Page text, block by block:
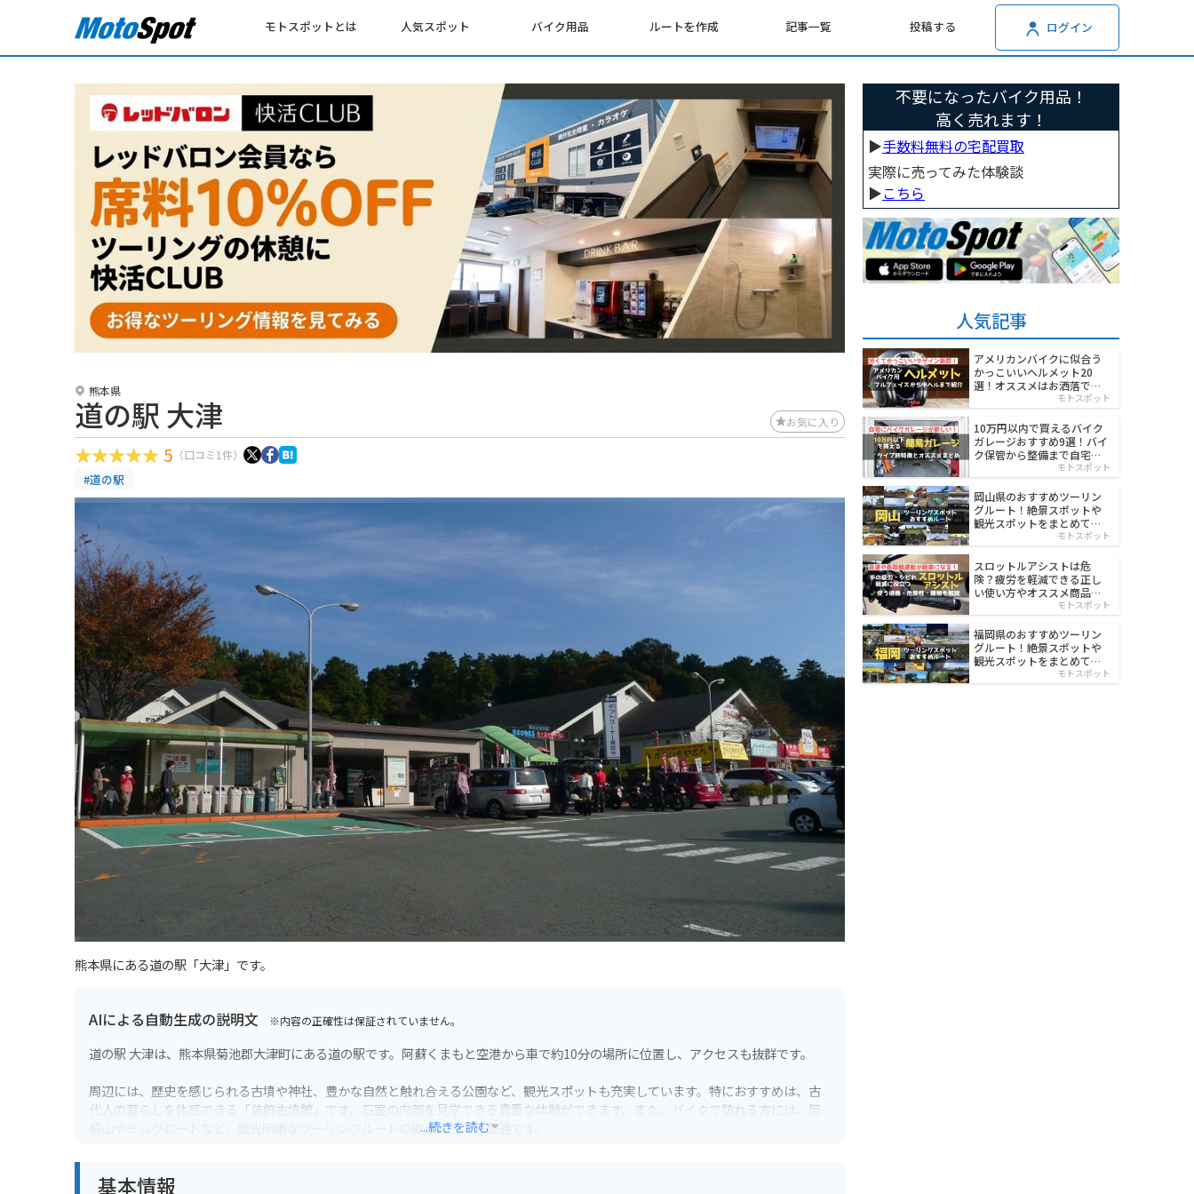
モトスポットとは 人気スポット バイク用品 ルートを作成 記事一覧 投稿する ログイン
熊本県
道の駅 大津 お気に入り
5 （口コミ1件）
#道の駅
熊本県にある道の駅「大津」です。
AIによる自動生成の説明文 ※内容の正確性は保証されていません。
道の駅 大津は、熊本県菊池郡大津町にある道の駅です。阿蘇くまもと空港から車で約10分の場所に位置し、アクセスも抜群です。
周辺には、歴史を感じられる古墳や神社、豊かな自然と触れ合える公園など、観光スポットも充実しています。特におすすめは、古
代人の暮らしを体感できる「装飾古墳館」です。石室の内部を見学できる貴重な体験ができます。また、バイクで訪れる方には、阿
蘇山やミルクロードなど、風光明媚なツーリングルートの拠点としても最適です。
レー」は、道の駅の人気メニューです。お土産にいかがでしょうか。
...続きを読む
基本情報
不要になったバイク用品！
高く売れます！
▶︎手数料無料の宅配買取
実際に売ってみた体験談
▶︎こちら
人気記事
アメリカンバイクに似合う
かっこいいヘルメット20
選！オススメはお洒落でワ
モトスポット
10万円以内で買えるバイク
ガレージおすすめ9選！バイ
ク保管から整備まで自宅で
モトスポット
岡山県のおすすめツーリン
グルート！絶景スポットや
観光スポットをまとめて紹
モトスポット
スロットルアシストは危
険？疲労を軽減できる正し
い使い方やオススメ商品を
モトスポット
福岡県のおすすめツーリン
グルート！絶景スポットや
観光スポットをまとめて紹
モトスポット